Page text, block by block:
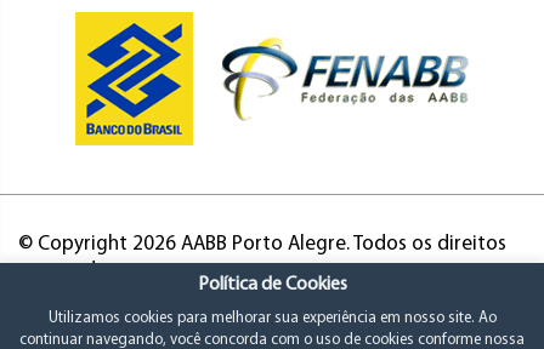
© Copyright 2026 AABB Porto Alegre. Todos os direitos
Política de Cookies
Utilizamos cookies para melhorar sua experiência em nosso site. Ao
continuar navegando, você concorda com o uso de cookies conforme nossa